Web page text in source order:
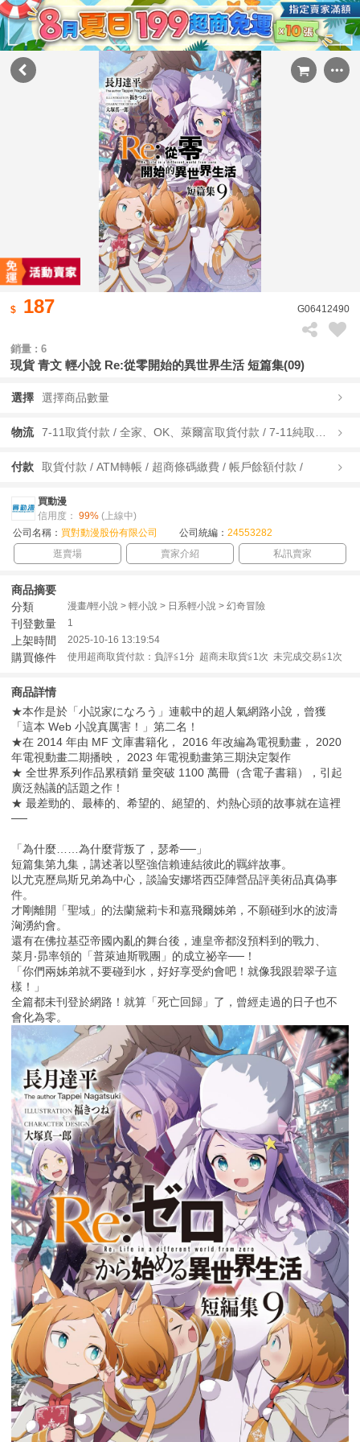
187 G06412490
銷量 : 6
現貨 青文 輕小說 Re:從零開始的異世界生活 短篇集(09)
選擇 選擇商品數量
物流
付款 取貨付款 / ATM轉帳 / 超商條碼繳費 / 帳戶餘額付款 /
買動漫
信用度： 99% (上線中)
公司名稱： 買對動漫股份有限公司 公司統編： 24553282
逛賣場
賣家介紹 私訊賣家
商品摘要
分類
漫畫/輕小說 > 輕小說 > 日系輕小說 > 幻奇冒險
刊登數量 1
上架時間 2025-10-16 13:19:54
購買條件 使用超商取貨付款：負評≦1分 超商未取貨≦1次 未完成交易≦1次
商品詳情
★本作是於「小説家になろう」連載中的超人氣網路小說，曾獲
「這本 Web 小說真厲害！」第二名！
★在 2014 年由 MF 文庫書籍化， 2016 年改編為電視動畫， 2020
年電視動畫二期播映， 2023 年電視動畫第三期決定製作
★ 全世界系列作品累積銷 量突破 1100 萬冊（含電子書籍），引起
廣泛熱議的話題之作！
★ 最差勁的、最棒的、希望的、絕望的、灼熱心頭的故事就在這裡
──
「為什麼……為什麼背叛了，瑟希──」
短篇集第九集，講述著以堅強信賴連結彼此的羈絆故事。
以尤克歷烏斯兄弟為中心，談論安娜塔西亞陣營品評美術品真偽事
件。
才剛離開「聖域」的法蘭黛莉卡和嘉飛爾姊弟，不願碰到水的波濤
洶湧約會。
還有在佛拉基亞帝國內亂的舞台後，連皇帝都沒預料到的戰力、
菜月‧昴率領的「普萊迪斯戰團」的成立祕辛──！
「你們兩姊弟就不要碰到水，好好享受約會吧！就像我跟碧翠子這
樣！」
全篇都未刊登於網路！就算「死亡回歸」了，曾經走過的日子也不
會化為零。